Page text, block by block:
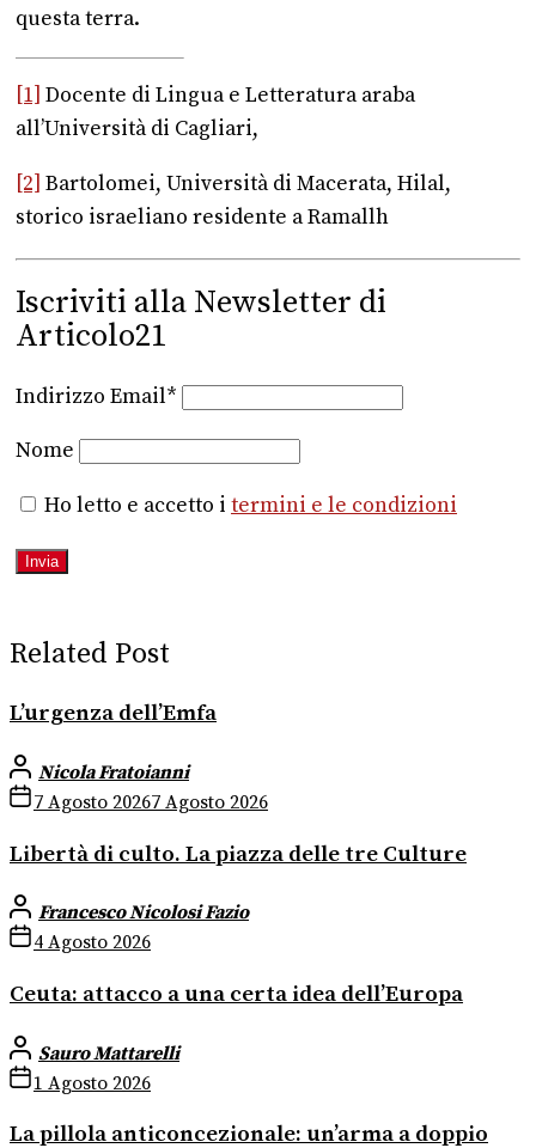
questa terra.
[1] Docente di Lingua e Letteratura araba
all’Università di Cagliari,
[2] Bartolomei, Università di Macerata, Hilal,
storico israeliano residente a Ramallh
Iscriviti alla Newsletter di
Articolo21
Indirizzo Email*
Nome
Ho letto e accetto i termini e le condizioni
Related Post
L’urgenza dell’Emfa
Nicola Fratoianni
7 Agosto 20267 Agosto 2026
Libertà di culto. La piazza delle tre Culture
Francesco Nicolosi Fazio
4 Agosto 2026
Ceuta: attacco a una certa idea dell’Europa
Sauro Mattarelli
1 Agosto 2026
La pillola anticoncezionale: un’arma a doppio